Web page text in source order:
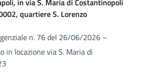
in via S. Maria di Costantinopoli
quartiere S. Lorenzo
n. 76 del 26/06/2026 –
in locazione via S. Maria di